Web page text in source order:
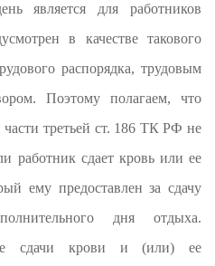
является для работников
в качестве такового
распорядка, трудовым
Поэтому полагаем, что
третьей ст. 186 ТК РФ не
работник сдает кровь или ее
ему предоставлен за сдачу
дня отдыха.
сдачи крови и (или) ее